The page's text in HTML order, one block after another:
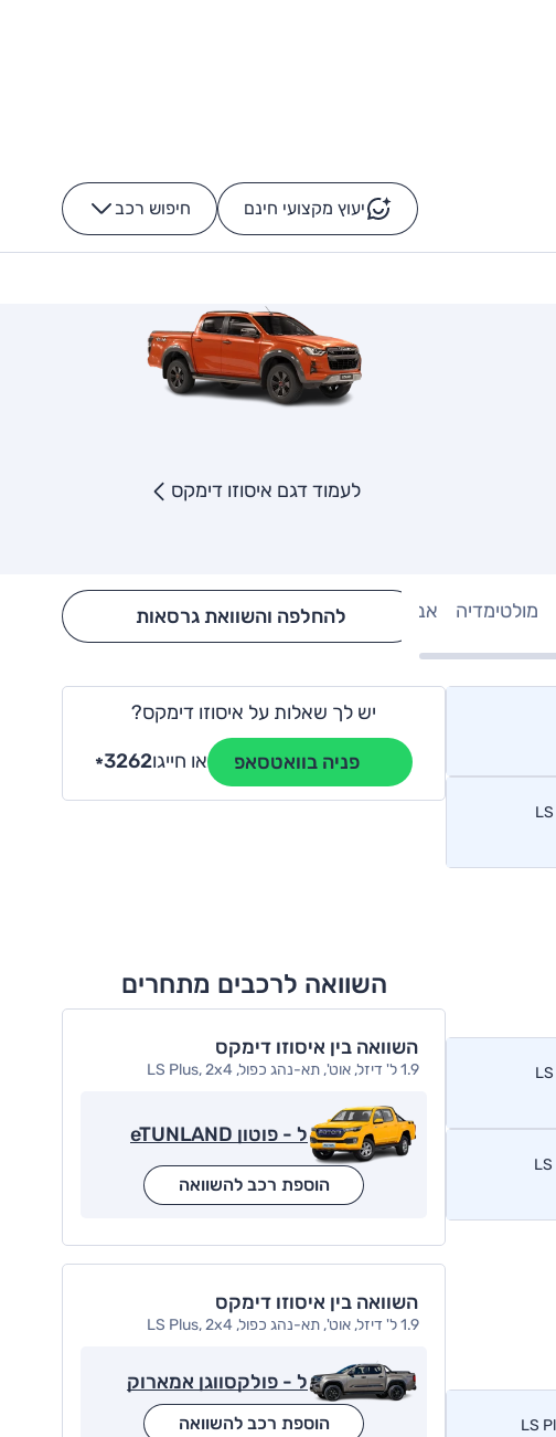
יעוץ מקצועי חינם חיפוש רכב -
לעמוד דגם איסוזו דימקס
מולטימדיה אבזור Hide config section
להחלפה והשוואת גרסאות
יש לך שאלות על איסוזו דימקס?
פניה בוואטסאפ או חייגו *3262
השוואה לרכבים מתחרים
השוואה בין איסוזו דימקס
1.9 ל' דיזל, אוט', תא-נהג כפול, LS Plus, 2x4
ל - פוטון eTUNLAND
הוספת רכב להשוואה
השוואה בין איסוזו דימקס
1.9 ל' דיזל, אוט', תא-נהג כפול, LS Plus, 2x4
ל - פולקסווגן אמארוק
הוספת רכב להשוואה